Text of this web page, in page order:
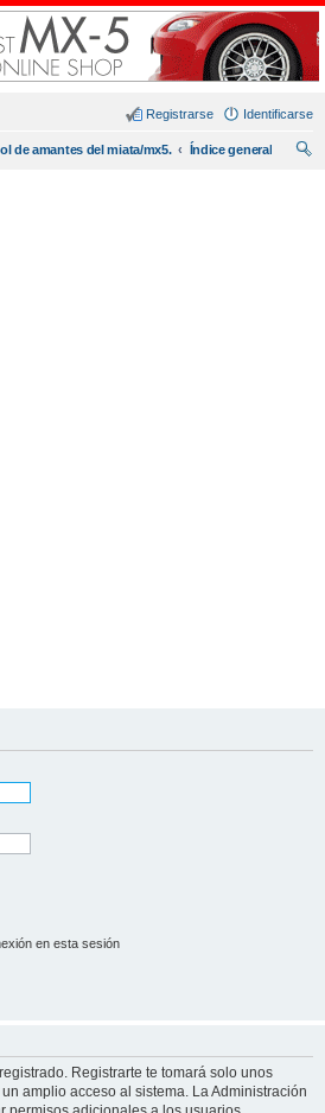
Identificarse
Registrarse
de amantes del miata/mx5.
Índice general
en esta sesión
Registrarte te tomará solo unos
amplio acceso al sistema. La Administración